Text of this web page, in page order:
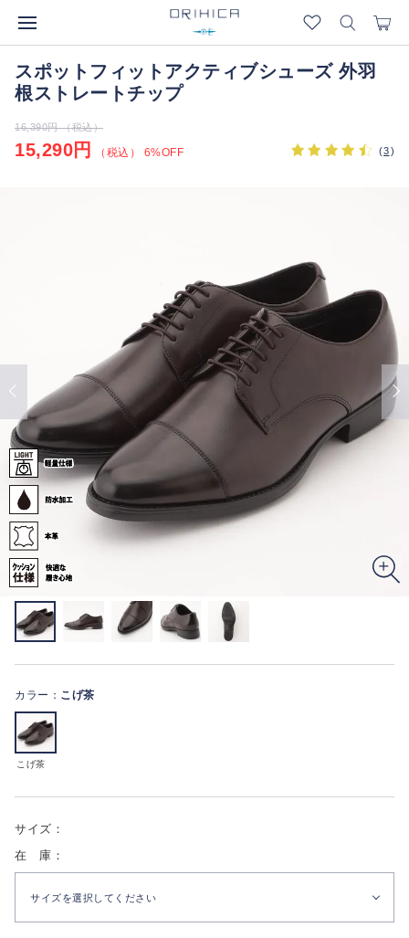
スポットフィットアクティブシューズ 外羽
根ストレートチップ
16,390円 （税込）
15,290円 （税込） 6%OFF (3)
カラー： こげ茶
こげ茶
サイズ：
在 庫：
サイズを選択してください